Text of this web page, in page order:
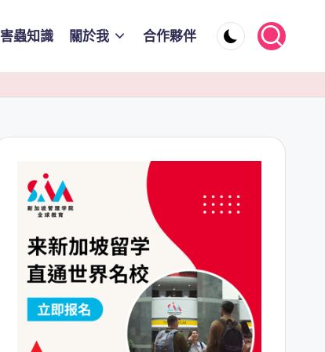
害蟲知識 關於我 合作夥伴